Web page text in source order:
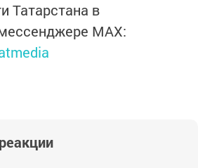
Татарстана в
MАХ: